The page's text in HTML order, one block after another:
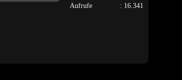
Aufrufe
: 16.341